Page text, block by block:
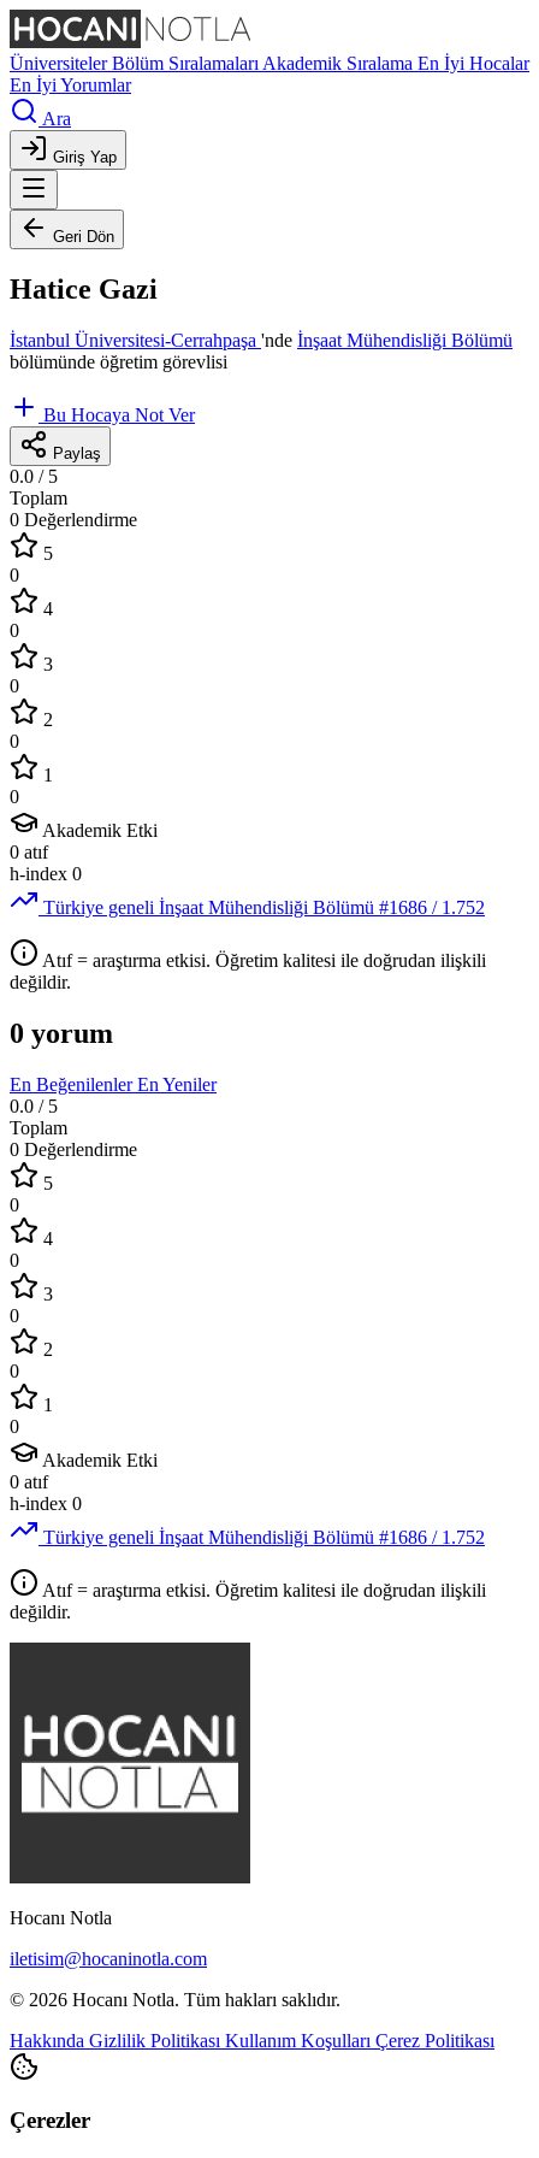
ÜniversitelerBölüm Sıralamaları Akademik Sıralama En İyi Hocalar
En İyi Yorumlar
Ara
Giriş Yap
Geri Dön
Hatice Gazi
İstanbul Üniversitesi-Cerrahpaşa 'nde İnşaat Mühendisliği Bölümü
bölümünde öğretim görevlisi
Bu Hocaya Not Ver
Paylaş
0.0 / 5
Toplam
0 Değerlendirme
5
0
4
0
3
0
2
0
1
0
Akademik Etki
0 atıf
h-index 0
Türkiye geneli İnşaat Mühendisliği Bölümü #1686 / 1.752
Atıf = araştırma etkisi. Öğretim kalitesi ile doğrudan ilişkili
değildir.
0 yorum
En BeğenilenlerEn Yeniler
0.0 / 5
Toplam
0 Değerlendirme
5
0
4
0
3
0
2
0
1
0
Akademik Etki
0 atıf
h-index 0
Türkiye geneli İnşaat Mühendisliği Bölümü #1686 / 1.752
Atıf = araştırma etkisi. Öğretim kalitesi ile doğrudan ilişkili
değildir.
Hocanı Notla
iletisim@hocaninotla.com
© 2026 Hocanı Notla. Tüm hakları saklıdır.
Hakkında Gizlilik Politikası Kullanım Koşulları Çerez Politikası
Çerezler